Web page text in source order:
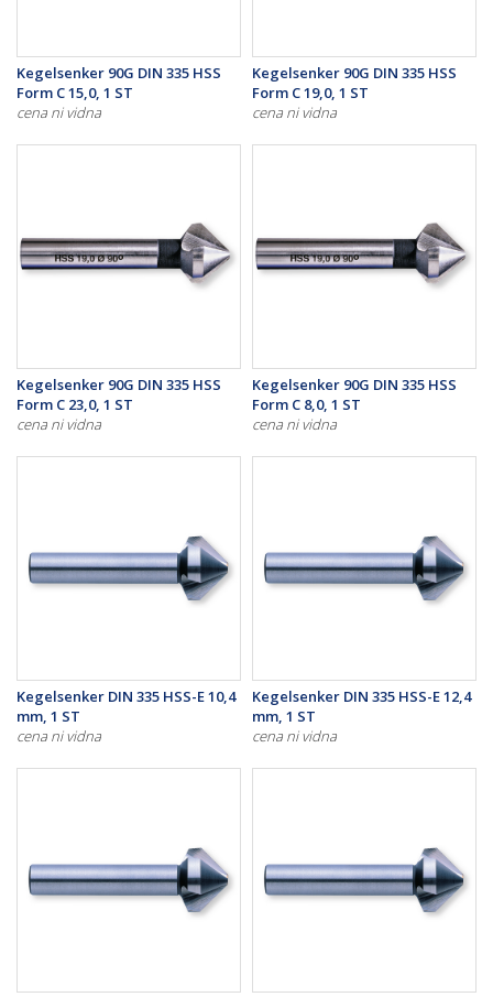
Kegelsenker 90G DIN 335 HSS
Form C 15,0, 1 ST
cena ni vidna
Kegelsenker 90G DIN 335 HSS
Form C 19,0, 1 ST
cena ni vidna
Kegelsenker 90G DIN 335 HSS
Form C 23,0, 1 ST
cena ni vidna
Kegelsenker 90G DIN 335 HSS
Form C 8,0, 1 ST
cena ni vidna
Kegelsenker DIN 335 HSS-E 10,4
mm, 1 ST
cena ni vidna
Kegelsenker DIN 335 HSS-E 12,4
mm, 1 ST
cena ni vidna